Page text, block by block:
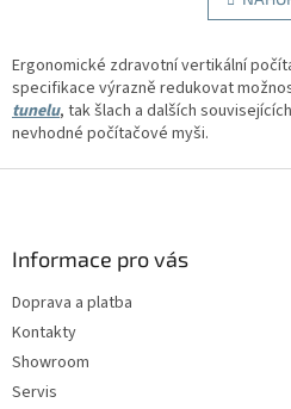
á
a
c
í
k
v
á
n
í
Ergonomické zdravotní vertikální
specifikace výrazně redukovat
tunelu, tak šlach a dalších
nevhodné počítačové myši.
Informace pro vás
Doprava a platba
Kontakty
Showroom
Servis